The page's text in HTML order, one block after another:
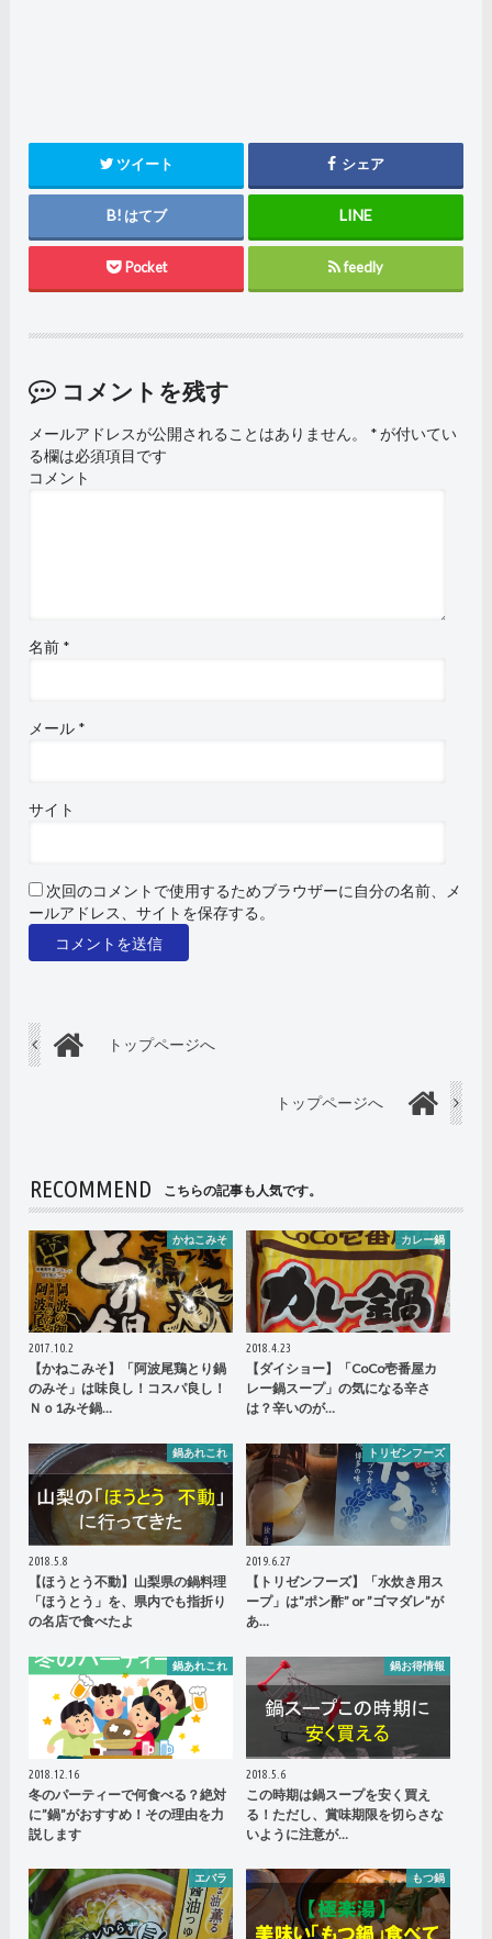
ツイート シェア
はてブ
Pocket feedly
コメントを残す
メールアドレスが公開されることはありません。 *が付いてい
る欄は必須項目です
コメント
名前 *
メール *
サイト
次回のコメントで使用するためブラウザーに自分の名前、メ
ールアドレス、サイトを保存する。
トップページへ
トップページへ
RECOMMEND こちらの記事も人気です。
かねこみそ
2017.10.2
【かねこみそ】「阿波尾鶏とり鍋
のみそ」は味良し！コスパ良し！
Ｎｏ1みそ鍋…
カレー鍋
2018.4.23
【ダイショー】「CoCo壱番屋カ
レー鍋スープ」の気になる辛さ
は？辛いのが…
鍋あれこれ
2018.5.8
【ほうとう不動】山梨県の鍋料理
「ほうとう」を、県内でも指折り
の名店で食べたよ
トリゼンフーズ
2019.6.27
【トリゼンフーズ】「水炊き用ス
ープ」は”ポン酢” or ”ゴマダレ”が
あ…
鍋あれこれ
2018.12.16
冬のパーティーで何食べる？絶対
に”鍋”がおすすめ！その理由を力
説します
鍋お得情報
2018.5.6
この時期は鍋スープを安く買え
る！ただし、賞味期限を切らさな
いように注意が…
エバラ もつ鍋